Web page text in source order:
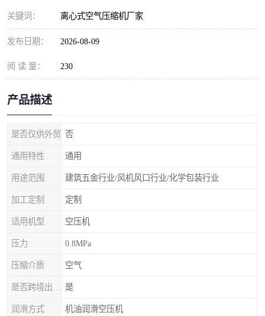
关键词： 离心式空气压缩机厂家
发布日期： 2026-08-09
阅 读 量： 230
产品描述
是否仅供外贸 否
通用特性 通用
用途范围 建筑五金行业/风机风口行业/化学包装行业
加工定制 定制
适用机型 空压机
压力 0.8MPa
压缩介质 空气
是
润滑方式 机油润滑空压机